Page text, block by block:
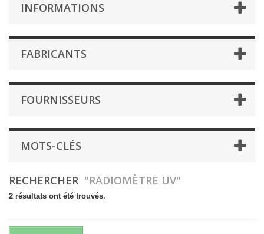
INFORMATIONS
FABRICANTS
FOURNISSEURS
MOTS-CLÉS
RECHERCHER "RADIOMÈTRE UV"
2 résultats ont été trouvés.